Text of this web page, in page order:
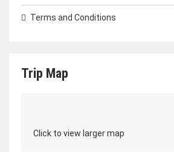
Terms and Conditions
Trip Map
Click to view larger map